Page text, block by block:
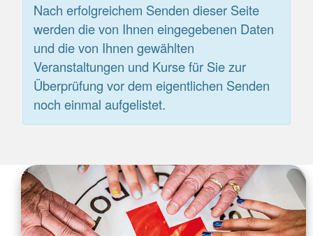
Nach erfolgreichem Senden dieser Seite
werden die von Ihnen eingegebenen Daten
und die von Ihnen gewählten
Veranstaltungen und Kurse für Sie zur
Überprüfung vor dem eigentlichen Senden
noch einmal aufgelistet.